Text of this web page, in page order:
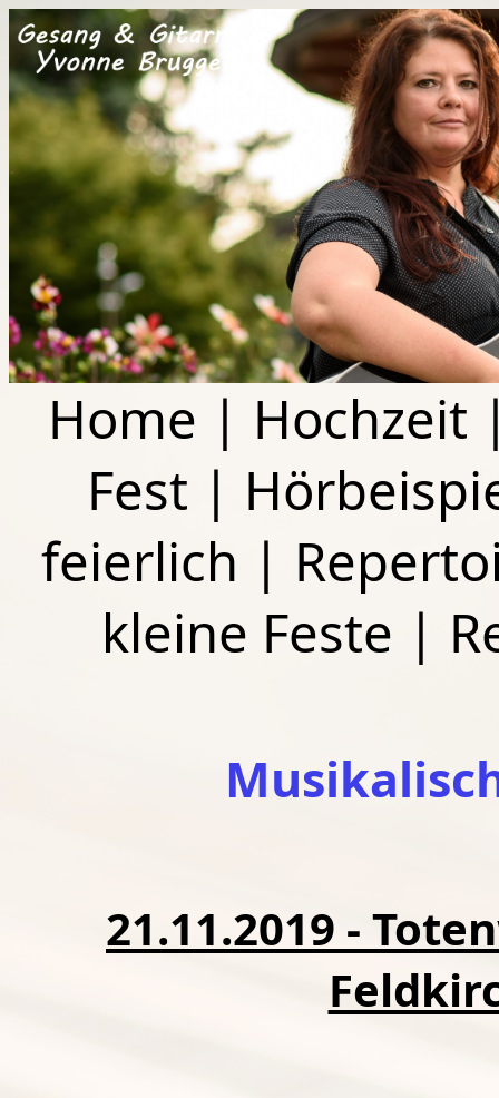
Home | Hochzeit
Fest |
feierlich |
kleine Feste |
21.11.2019 -